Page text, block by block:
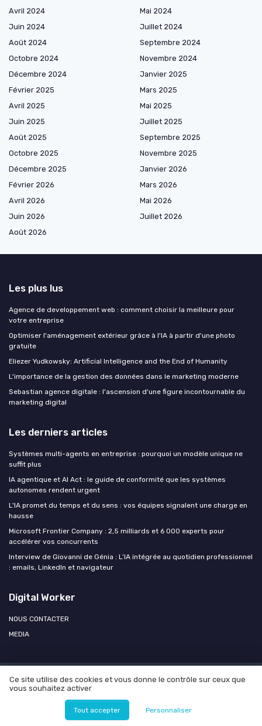
Avril 2024
Mai 2024
Juin 2024
Juillet 2024
Août 2024
Septembre 2024
Octobre 2024
Novembre 2024
Décembre 2024
Janvier 2025
Février 2025
Mars 2025
Avril 2025
Mai 2025
Juin 2025
Juillet 2025
Août 2025
Septembre 2025
Octobre 2025
Novembre 2025
Décembre 2025
Janvier 2026
Février 2026
Mars 2026
Avril 2026
Mai 2026
Juin 2026
Juillet 2026
Août 2026
Les plus lus
Agence de developpement web : comment choisir la meilleure pour
votre entreprise
Optimiser l'aménagement extérieur grâce à l'IA à partir d'une photo
gratuite
Eliezer Yudkowsky: Artificial Intelligence and the End of Humanity
L'importance de la gestion des données dans le marketing moderne
Sebastian agence digitale : l'ascension d'une figure incontournable du
marketing digital
Les derniers articles
Systèmes multi-agents en entreprise : pourquoi un modèle unique ne
suffit plus
IA agentique et AI Act : le guide de conformité que les systèmes
autonomes rendent urgent
L'IA promet du temps et du sens : vos équipes signalent une charge en
hausse
Microsoft Frontier Company : 2,5 milliards et 6 000 experts pour
accélérer vos concurrents
Interview de Giovanni de Génia : L’IA intégrée au quotidien professionnel
: emails, LinkedIn et navigateur
Digital Worker
NOUS CONTACTER
MEDIA
Mentions légales Politique de confidentialité
Agence OPEN
© Digital Worker 2026
Ce site utilise des cookies et vous donne le contrôle sur ceux que
vous souhaitez activer
Tout accepter Personnaliser